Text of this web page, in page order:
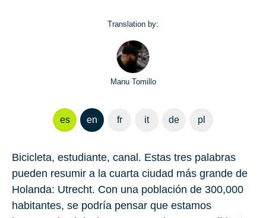
Translation by:
Manu Tomillo
es en fr it de pl
Bicicleta, estudiante, canal. Estas tres palabras
pueden resumir a la cuarta ciudad más grande de
Holanda: Utrecht. Con una población de 300,000
habitantes, se podría pensar que estamos